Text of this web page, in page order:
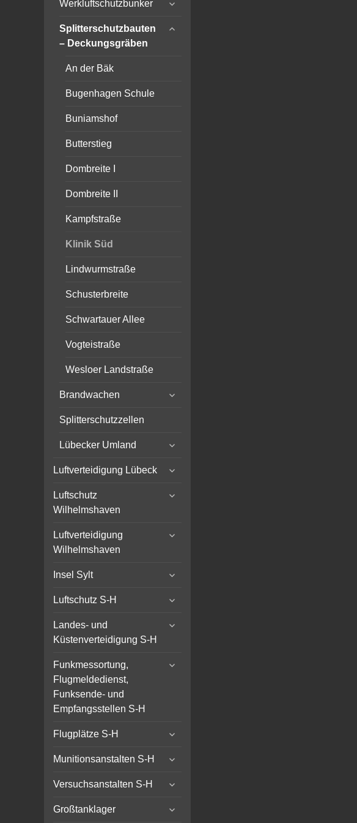
Werkluftschutzbunker
menu
Splitterschutzbauten
– Deckungsgräben
expand
An der Bäk
Bugenhagen Schule
Buniamshof
Butterstieg
Dombreite I
Dombreite II
Kampfstraße
Klinik Süd
Lindwurmstraße
Schusterbreite
Schwartauer Allee
Vogteistraße
Wesloer Landstraße
Brandwachen
expand
Splitterschutzzellen
Lübecker Umland
expand
menu
Luftverteidigung Lübeck
expand
menu
Luftschutz
Wilhelmshaven
expand
Luftverteidigung
Wilhelmshaven
expand
Insel Sylt
expand
menu
Luftschutz S-H
expand
menu
Landes- und
Küstenverteidigung S-H
expand
Funkmessortung,
Flugmeldedienst,
Funksende- und
Empfangsstellen S-H
expand
Flugplätze S-H
expand
menu
Munitionsanstalten S-H
expand
menu
Versuchsanstalten S-H
expand
menu
Großtanklager
expand